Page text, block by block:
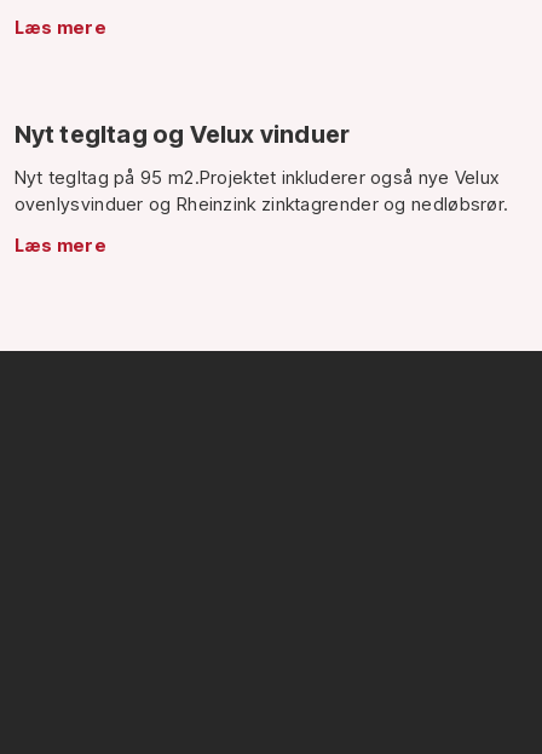
Læs mere
Nyt tegltag og Velux vinduer
Nyt tegltag på 95 m2.Projektet inkluderer også nye Velux
ovenlysvinduer og Rheinzink zinktagrender og nedløbsrør.
Læs mere